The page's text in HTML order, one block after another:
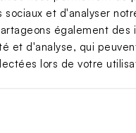
sociaux et d'analyser
également
et d'analyse, qui
lors de votre
Décapsuleur